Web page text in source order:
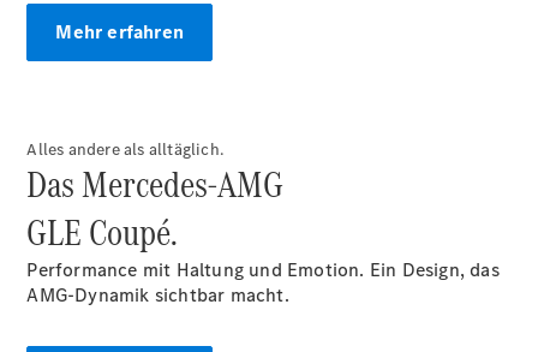
Servicetermin
buchen
Mehr erfahren
Alles andere als alltäglich.
Das Mercedes-AMG
GLE Coupé.
Performance mit Haltung und Emotion. Ein Design, das
AMG-Dynamik sichtbar macht.